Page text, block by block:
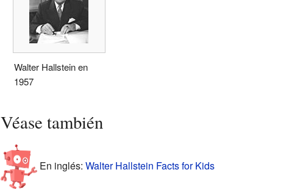
Walter Hallstein en
1957
Véase también
En inglés: Walter Hallstein Facts for Kids